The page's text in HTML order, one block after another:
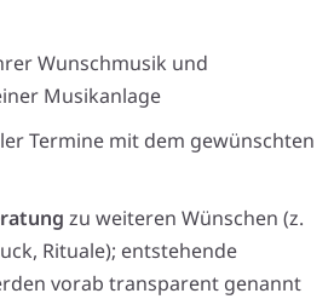
Wunschmusik und
Musikanlage
Termine mit dem gewünschten
zu weiteren Wünschen (z.
Rituale); entstehende
vorab transparent genannt